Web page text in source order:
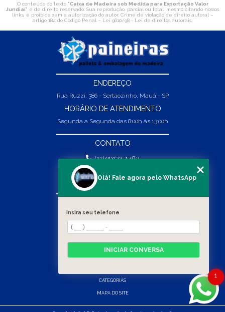
O conteúdo do texto "Caixa de Madeira sob Medida para Exportação Valor
Jundiaí" é de direito reservado. Sua reprodução, parcial ou total, mesmo citando nossos
links, é proibida sem a autorização do autor. Crime de violação de direito autoral –
artigo 184 do Código Penal – Lei 9610/98 - Lei de direitos autorais
ENDEREÇO
Rua Ruzzi, 386 - Sertãozinho, Mauá - SP
HORÁRIO DE ATENDIMENTO
Segunda a Segunda das 8:00h às 13:00h
CONTATO
(11) 99132-1783
(11) 99132-1783
vendas@abpaineiras.com.br
SOBRE NÓS
PRODUTOS
CATEGORIAS
MAPA DO SITE
1
Olá! Fale agora pelo WhatsApp
Insira seu telefone
INICIAR CONVERSA